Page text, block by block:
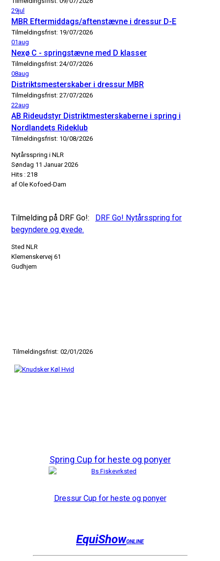
29jul
MBR Eftermiddags/aftenstævne i dressur D-E
Tilmeldingsfrist: 19/07/2026
01aug
Nexø C - springstævne med D klasser
Tilmeldingsfrist: 24/07/2026
08aug
Distriktsmesterskaber i dressur MBR
Tilmeldingsfrist: 27/07/2026
22aug
AB Rideudstyr Distriktmesterskaberne i spring i
Nordlandets Rideklub
Tilmeldingsfrist: 10/08/2026
Nytårsspring i NLR
Søndag 11 Januar 2026
Hits : 218
af Ole Kofoed-Dam
Tilmelding på DRF Go!:
DRF Go! Nytårsspring for
begyndere og øvede.
Sted NLR
Klemenskervej 61
Gudhjem
Tilmeldingsfrist: 02/01/2026
Spring Cup for heste og ponyer
Dressur Cup for heste og ponyer
EquiShowONLINE